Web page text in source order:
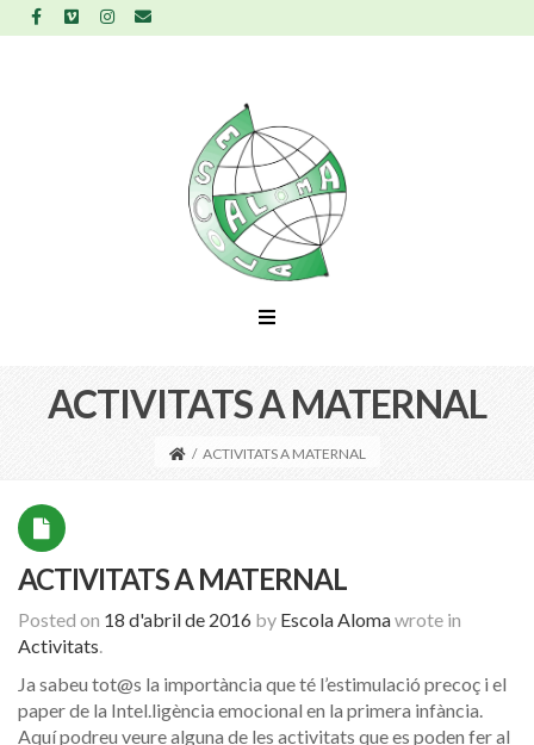
ACTIVITATS A MATERNAL
/ ACTIVITATS A MATERNAL
ACTIVITATS A MATERNAL
Posted on 18 d'abril de 2016 by Escola Alomawrote in
Activitats.
Ja sabeu tot@s la importància que té l’estimulació precoç i el
paper de la Intel.ligència emocional en la primera infància.
Aquí podreu veure alguna de les activitats que es poden fer al